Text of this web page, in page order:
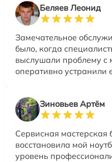
Беляев Леонид
Замечательное
было, когда
выслушали проблему с
оперативно устранили
Зиновьев Артём
Сервисная мастерская
восстановила мой
уровень